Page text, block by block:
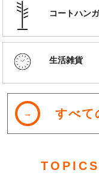
コートハン
生活雑貨
すべて
TOPICS